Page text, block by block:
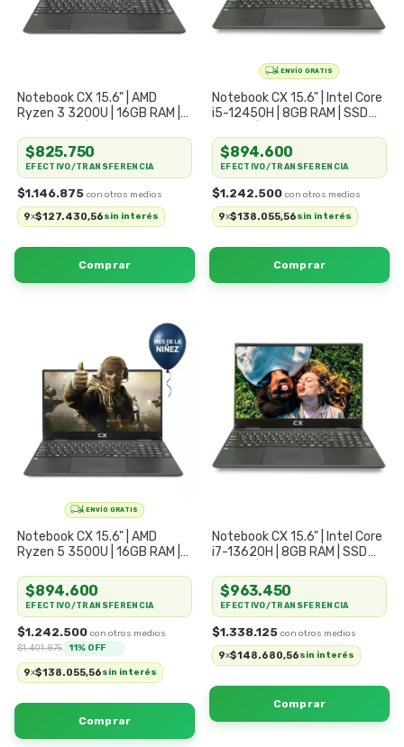
Notebook CX 15.6" | AMD
Ryzen 3 3200U | 16GB RAM |
Potenciada
$1.146.875
9x$127.430,56sin interés
$825.750
EFECTIVO/TRANSFERENCIA
Notebook CX 15.6" | Intel Core
i5-12450H | 8GB RAM | SSD
$1.242.500
9x$138.055,56sin interés
$894.600
EFECTIVO/TRANSFERENCIA
Notebook CX 15.6" | AMD
Ryzen 5 3500U | 16GB RAM |
Diseño Multitarea
$1.242.500
$1.401.875 11% OFF
9x$138.055,56sin interés
$894.600
EFECTIVO/TRANSFERENCIA
Notebook CX 15.6" | Intel Core
i7-13620H | 8GB RAM | SSD
Serie H
$1.338.125
9x$148.680,56sin interés
$963.450
EFECTIVO/TRANSFERENCIA